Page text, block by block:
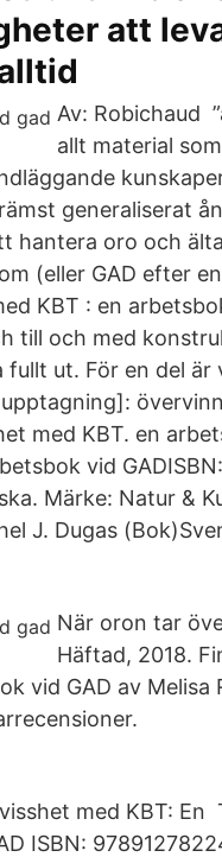
att
Av: Robichaud
allt material
generaliserat
hantera oro och
(eller GAD efter
KBT : en
till och med
ut. För en del är
med KBT. en
vid GADISBN:
Märke: Natur &
J. Dugas
När oron tar
Häftad, 2018.
vid GAD av Melisa
med KBT: En
ISBN: